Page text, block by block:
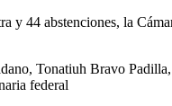
y 44 abstenciones, la
Tonatiuh Bravo
federal